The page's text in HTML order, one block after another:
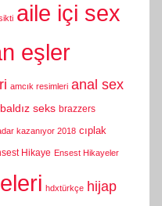
aile içi sex
eşler
amcık resimleri anal sex
baldız seks brazzers
kazanıyor 2018 cıplak
Hikaye Ensest Hikayeler
hdxtürkçe hijap